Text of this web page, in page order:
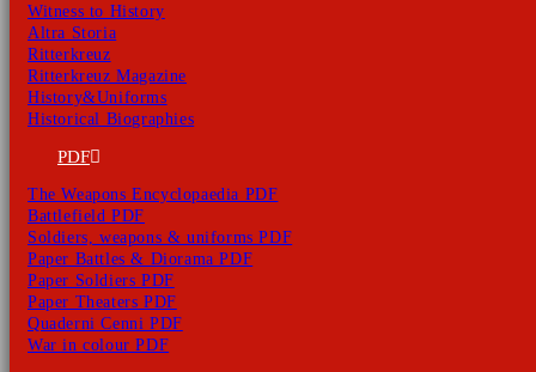
Witness to History
Altra Storia
Ritterkreuz
Ritterkreuz Magazine
History&Uniforms
Historical Biographies
PDF
The Weapons Encyclopaedia PDF
Battlefield PDF
Soldiers, weapons & uniforms PDF
Paper Battles & Diorama PDF
Paper Soldiers PDF
Paper Theaters PDF
Quaderni Cenni PDF
War in colour PDF